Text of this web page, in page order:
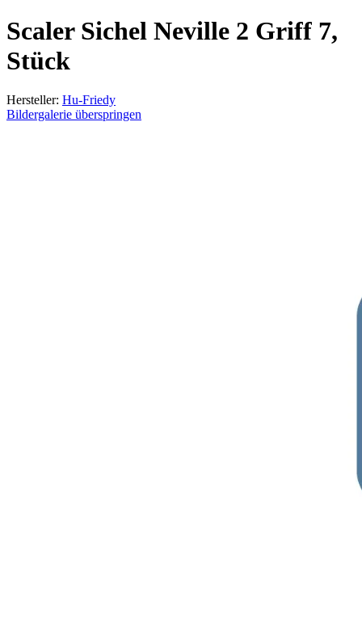
Scaler Sichel Neville 2 Griff 7,
Stück
Hersteller: Hu-Friedy
Bildergalerie überspringen